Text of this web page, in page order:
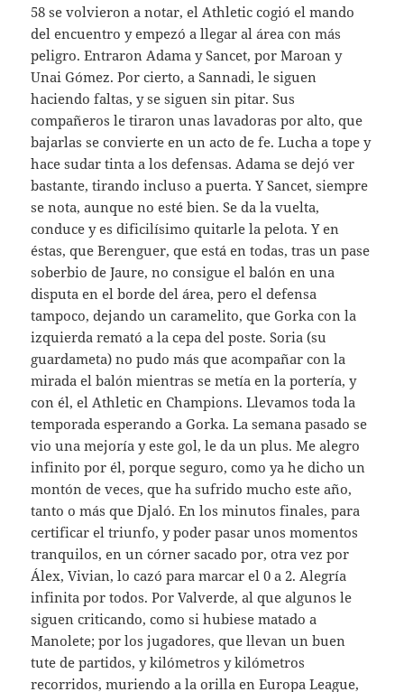
58 se volvieron a notar, el Athletic cogió el mando
del encuentro y empezó a llegar al área con más
peligro. Entraron Adama y Sancet, por Maroan y
Unai Gómez. Por cierto, a Sannadi, le siguen
haciendo faltas, y se siguen sin pitar. Sus
compañeros le tiraron unas lavadoras por alto, que
bajarlas se convierte en un acto de fe. Lucha a tope y
hace sudar tinta a los defensas. Adama se dejó ver
bastante, tirando incluso a puerta. Y Sancet, siempre
se nota, aunque no esté bien. Se da la vuelta,
conduce y es dificilísimo quitarle la pelota. Y en
éstas, que Berenguer, que está en todas, tras un pase
soberbio de Jaure, no consigue el balón en una
disputa en el borde del área, pero el defensa
tampoco, dejando un caramelito, que Gorka con la
izquierda remató a la cepa del poste. Soria (su
guardameta) no pudo más que acompañar con la
mirada el balón mientras se metía en la portería, y
con él, el Athletic en Champions. Llevamos toda la
temporada esperando a Gorka. La semana pasado se
vio una mejoría y este gol, le da un plus. Me alegro
infinito por él, porque seguro, como ya he dicho un
montón de veces, que ha sufrido mucho este año,
tanto o más que Djaló. En los minutos finales, para
certificar el triunfo, y poder pasar unos momentos
tranquilos, en un córner sacado por, otra vez por
Álex, Vivian, lo cazó para marcar el 0 a 2. Alegría
infinita por todos. Por Valverde, al que algunos le
siguen criticando, como si hubiese matado a
Manolete; por los jugadores, que llevan un buen
tute de partidos, y kilómetros y kilómetros
recorridos, muriendo a la orilla en Europa League,